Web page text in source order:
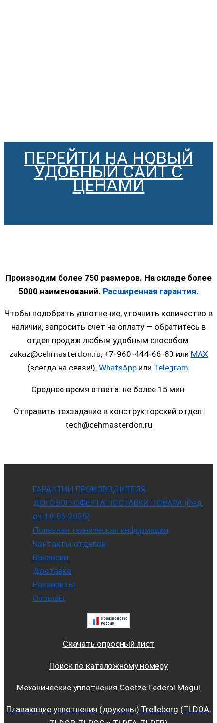
ПЕРЕЙТИ НА НОВЫЙ
УДОБНЫЙ САЙТ С
ЦЕНАМИ
Производим более 750 размеров. На складе более
5000 наименований. Расширенная гарантия.
Чтобы подобрать уплотнение, уточнить количество в
наличии, запросить счет на оплату — обратитесь в
отдел продаж любым удобным способом:
zakaz@cehmasterdon.ru, +7-960-444-66-80 или MAX
(всегда на связи!), WhatsAppили Telegram.
Среднее время ответа: не более 15 мин.
Отправить техзадание в конструкторский отдел:
tech@cehmasterdon.ru
ГАРАНТИИ ПРОИЗВОДИТЕЛЯ
ДОГОВОР-ОФЕРТА ПОСТАВКИ ТОВАРА (Ред.
от 18.06.2025)
Полезная техническая информация
Контакты отделов
Вакансии
Доставка
Реквизиты
Отзывы
Скачать опросный лист
Поиск по каталожному номеру
Механические уплотнения Goetze Federal Mogul
Плавающие уплотнения (доуконы) Trelleborg (TLDOA,